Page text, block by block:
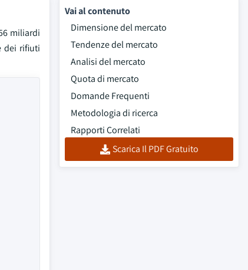
miliardi
dei rifiuti
Vai al contenuto
Dimensione del mercato
Tendenze del mercato
Analisi del mercato
Quota di mercato
Domande Frequenti
Metodologia di ricerca
Rapporti Correlati
Scarica Il PDF Gratuito